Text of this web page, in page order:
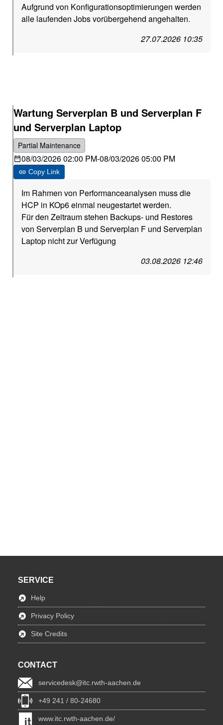
Aufgrund von Konfigurationsoptimierungen werden
alle laufenden Jobs vorübergehend angehalten.
27.07.2026 10:35
Wartung Serverplan B und Serverplan F
und Serverplan Laptop
Partial Maintenance
08/03/2026 02:00 PM-08/03/2026 05:00 PM
Copy Link
Im Rahmen von Performanceanalysen muss die
HCP in KOp6 einmal neugestartet werden.
Für den Zeitraum stehen Backups- und Restores
von Serverplan B und Serverplan F und Serverplan
Laptop nicht zur Verfügung
03.08.2026 12:46
SERVICE
Help
Privacy Policy
Site Credits
CONTACT
servicedesk@itc.rwth-aachen.de
+49 241 / 80-24680
www.itc.rwth-aachen.de/